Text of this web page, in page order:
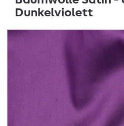
Dunkelviolett